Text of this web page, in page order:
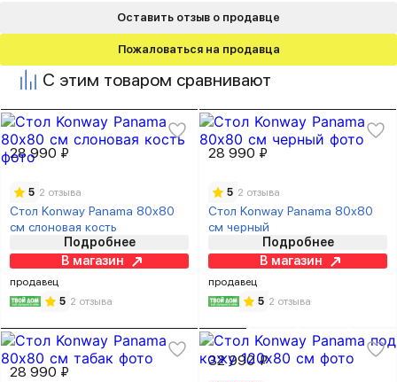
Оставить отзыв о продавце
Пожаловаться на продавца
С этим товаром сравнивают
28 990 ₽
5 2 отзыва
Стол Konway Panama 80х80
см слоновая кость
Подробнее
В магазин
продавец
5 2 отзыва
28 990 ₽
5 2 отзыва
Стол Konway Panama 80х80
см черный
Подробнее
В магазин
продавец
5 2 отзыва
28 990 ₽
32 990 ₽